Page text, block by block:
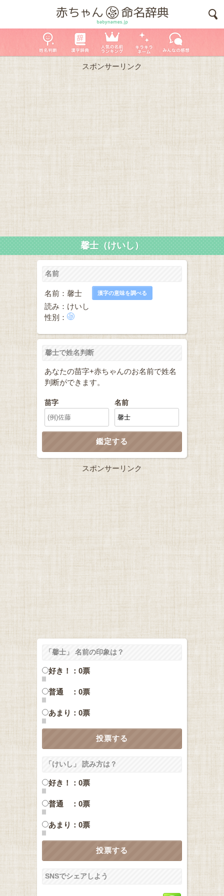
スポンサーリンク
馨士（けいし）
名前
名前：馨士 漢字の意味を調べる
読み：けいし
性別：
馨士で姓名判断
あなたの苗字+赤ちゃんのお名前で姓名
判断ができます。
苗字 名前
スポンサーリンク
「馨士」 名前の印象は？
好き！：0票
普通 ：0票
あまり：0票
「けいし」 読み方は？
好き！：0票
普通 ：0票
あまり：0票
SNSでシェアしよう